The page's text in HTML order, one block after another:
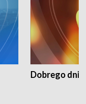
Dobrego dnia